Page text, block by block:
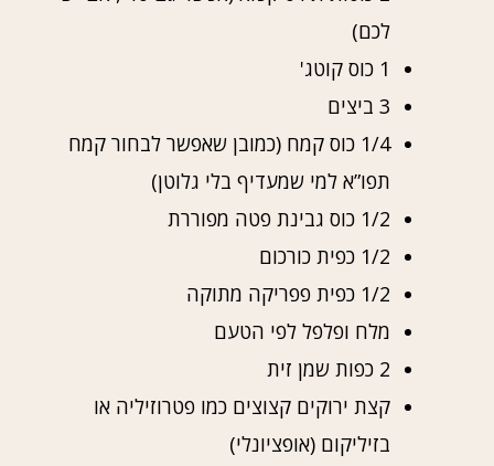
לכם)
1 כוס קוטג'
3 ביצים
1/4 כוס קמח (כמובן שאפשר לבחור קמח
תפו”א למי שמעדיף בלי גלוטן)
1/2 כוס גבינת פטה מפוררת
1/2 כפית כורכום
1/2 כפית פפריקה מתוקה
מלח ופלפל לפי הטעם
2 כפות שמן זית
קצת ירוקים קצוצים כמו פטרוזיליה או
בזיליקום (אופציונלי)